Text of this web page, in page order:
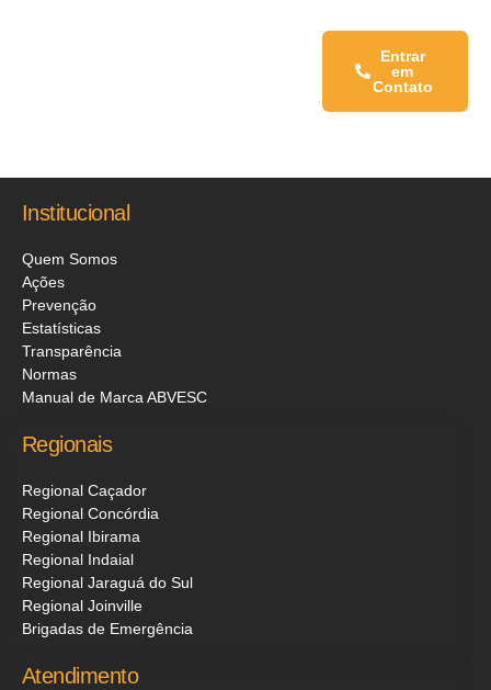
Entrar
em
Contato
Institucional
Quem Somos
Ações
Prevenção
Estatísticas
Transparência
Normas
Manual de Marca ABVESC
Regionais
Regional Caçador
Regional Concórdia
Regional Ibirama
Regional Indaial
Regional Jaraguá do Sul
Regional Joinville
Brigadas de Emergência
Atendimento